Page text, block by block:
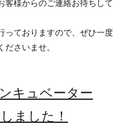
客様からのご連絡お待ちして
っておりますので、ぜひ一度
さいませ。
キュベーター
ました！